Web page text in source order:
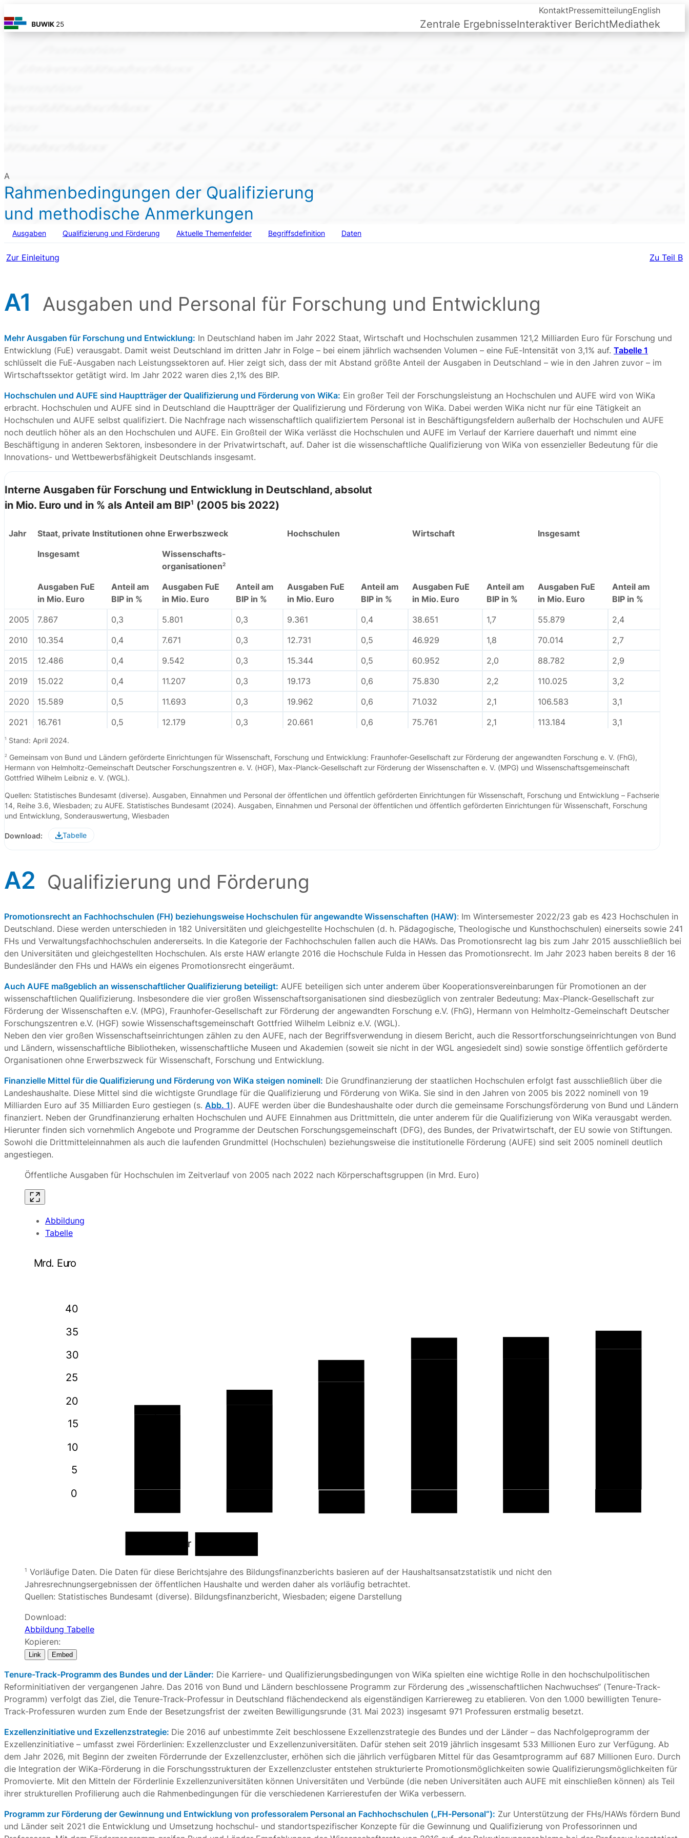
Zentrale ErgebnisseInteraktiver BerichtMediathek
KontaktPressemitteilungEnglish
A
Rahmenbedingungen der Qualifizierung
und methodische Anmerkungen
Ausgaben Qualifizierung und Förderung Aktuelle Themenfelder Begriffsdefinition Daten
Zur Einleitung Zu Teil B
A1 Ausgaben und Personal für Forschung und Entwicklung
Mehr Ausgaben für Forschung und Entwicklung: In Deutschland haben im Jahr 2022 Staat, Wirtschaft und Hochschulen zusammen 121,2 Milliarden Euro für Forschung und
Entwicklung (FuE) verausgabt. Damit weist Deutschland im dritten Jahr in Folge – bei einem jährlich wachsenden Volumen – eine FuE-Intensität von 3,1% auf. Tabelle 1
schlüsselt die FuE-Ausgaben nach Leistungssektoren auf. Hier zeigt sich, dass der mit Abstand größte Anteil der Ausgaben in Deutschland – wie in den Jahren zuvor – im
Wirtschaftssektor getätigt wird. Im Jahr 2022 waren dies 2,1% des BIP.
Hochschulen und AUFE sind Hauptträger der Qualifizierung und Förderung von WiKa: Ein großer Teil der Forschungsleistung an Hochschulen und AUFE wird von WiKa
erbracht. Hochschulen und AUFE sind in Deutschland die Hauptträger der Qualifizierung und Förderung von WiKa. Dabei werden WiKa nicht nur für eine Tätigkeit an
Hochschulen und AUFE selbst qualifiziert. Die Nachfrage nach wissenschaftlich qualifiziertem Personal ist in Beschäftigungsfeldern außerhalb der Hochschulen und AUFE
noch deutlich höher als an den Hochschulen und AUFE. Ein Großteil der WiKa verlässt die Hochschulen und AUFE im Verlauf der Karriere dauerhaft und nimmt eine
Beschäftigung in anderen Sektoren, insbesondere in der Privatwirtschaft, auf. Daher ist die wissenschaftliche Qualifizierung von WiKa von essenzieller Bedeutung für die
Innovations- und Wettbewerbsfähigkeit Deutschlands insgesamt.
Interne Ausgaben für Forschung und Entwicklung in Deutschland, absolut
in Mio. Euro und in % als Anteil am BIP1 (2005 bis 2022)
Jahr Staat, private Institutionen ohne Erwerbszweck Hochschulen Wirtschaft
Insgesamt
Insgesamt
Wissenschafts-
organisationen2
Ausgaben FuE
in Mio. Euro
Anteil am
BIP in %
Ausgaben FuE
in Mio. Euro
Anteil am
BIP in %
Ausgaben FuE
in Mio. Euro
Anteil am
BIP in %
Ausgaben FuE
in Mio. Euro
Anteil am
BIP in %
Ausgaben FuE
in Mio. Euro
Anteil am
BIP in %
2005
7.867 0,3 5.801 0,3 9.361 0,4 38.651 1,7 55.879
2,4
2010
10.354 0,4 7.671 0,3 12.731 0,5 46.929 1,8 70.014
2,7
2015
12.486 0,4 9.542 0,3 15.344 0,5 60.952 2,0 88.782
2,9
2019
15.022 0,4 11.207 0,3 19.173 0,6 75.830 2,2 110.025
3,2
2020
15.589 0,5 11.693 0,3 19.962 0,6 71.032 2,1 106.583
3,1
2021
16.761 0,5 12.179 0,3 20.661 0,6 75.761 2,1 113.184
3,1
2022
17.605
1 Stand: April 2024.
2 Gemeinsam von Bund und Ländern geförderte Einrichtungen für Wissenschaft, Forschung und Entwicklung: Fraunhofer-Gesellschaft zur Förderung der angewandten Forschung e. V. (FhG),
Hermann von Helmholtz-Gemeinschaft Deutscher Forschungszentren e. V. (HGF), Max-Planck-Gesellschaft zur Förderung der Wissenschaften e. V. (MPG) und Wissenschaftsgemeinschaft
Gottfried Wilhelm Leibniz e. V. (WGL).
Quellen: Statistisches Bundesamt (diverse). Ausgaben, Einnahmen und Personal der öffentlichen und öffentlich geförderten Einrichtungen für Wissenschaft, Forschung und Entwicklung – Fachserie
14, Reihe 3.6, Wiesbaden; zu AUFE. Statistisches Bundesamt (2024). Ausgaben, Einnahmen und Personal der öffentlichen und öffentlich geförderten Einrichtungen für Wissenschaft, Forschung
und Entwicklung, Sonderauswertung, Wiesbaden
Download: Tabelle
A2 Qualifizierung und Förderung
Promotionsrecht an Fachhochschulen (FH) beziehungsweise Hochschulen für angewandte Wissenschaften (HAW): Im Wintersemester 2022/23 gab es 423 Hochschulen in
Deutschland. Diese werden unterschieden in 182 Universitäten und gleichgestellte Hochschulen (d. h. Pädagogische, Theologische und Kunsthochschulen) einerseits sowie 241
FHs und Verwaltungsfachhochschulen andererseits. In die Kategorie der Fachhochschulen fallen auch die HAWs. Das Promotionsrecht lag bis zum Jahr 2015 ausschließlich bei
den Universitäten und gleichgestellten Hochschulen. Als erste HAW erlangte 2016 die Hochschule Fulda in Hessen das Promotionsrecht. Im Jahr 2023 haben bereits 8 der 16
Bundesländer den FHs und HAWs ein eigenes Promotionsrecht eingeräumt.
Auch AUFE maßgeblich an wissenschaftlicher Qualifizierung beteiligt: AUFE beteiligen sich unter anderem über Kooperationsvereinbarungen für Promotionen an der
wissenschaftlichen Qualifizierung. Insbesondere die vier großen Wissenschaftsorganisationen sind diesbezüglich von zentraler Bedeutung: Max-Planck-Gesellschaft zur
Förderung der Wissenschaften e.V. (MPG), Fraunhofer-Gesellschaft zur Förderung der angewandten Forschung e.V. (FhG), Hermann von Helmholtz-Gemeinschaft Deutscher
Forschungszentren e.V. (HGF) sowie Wissenschaftsgemeinschaft Gottfried Wilhelm Leibniz e.V. (WGL).
Neben den vier großen Wissenschaftseinrichtungen zählen zu den AUFE, nach der Begriffsverwendung in diesem Bericht, auch die Ressortforschungseinrichtungen von Bund
und Ländern, wissenschaftliche Bibliotheken, wissenschaftliche Museen und Akademien (soweit sie nicht in der WGL angesiedelt sind) sowie sonstige öffentlich geförderte
Organisationen ohne Erwerbszweck für Wissenschaft, Forschung und Entwicklung.
Finanzielle Mittel für die Qualifizierung und Förderung von WiKa steigen nominell: Die Grundfinanzierung der staatlichen Hochschulen erfolgt fast ausschließlich über die
Landeshaushalte. Diese Mittel sind die wichtigste Grundlage für die Qualifizierung und Förderung von WiKa. Sie sind in den Jahren von 2005 bis 2022 nominell von 19
Milliarden Euro auf 35 Milliarden Euro gestiegen (s. Abb. 1). AUFE werden über die Bundeshaushalte oder durch die gemeinsame Forschungsförderung von Bund und Ländern
finanziert. Neben der Grundfinanzierung erhalten Hochschulen und AUFE Einnahmen aus Drittmitteln, die unter anderem für die Qualifizierung von WiKa verausgabt werden.
Hierunter finden sich vornehmlich Angebote und Programme der Deutschen Forschungsgemeinschaft (DFG), des Bundes, der Privatwirtschaft, der EU sowie von Stiftungen.
Sowohl die Drittmitteleinnahmen als auch die laufenden Grundmittel (Hochschulen) beziehungsweise die institutionelle Förderung (AUFE) sind seit 2005 nominell deutlich
angestiegen.
Öffentliche Ausgaben für Hochschulen im Zeitverlauf von 2005 nach 2022 nach Körperschaftsgruppen (in Mrd. Euro)
Abbildung
Tabelle
0
5
10
15
20
25
30
35
40
Mrd. Euro
1,8
Länder
1 Vorläufige Daten. Die Daten für diese Berichtsjahre des Bildungsfinanzberichts basieren auf der Haushaltsansatzstatistik und nicht den
Jahresrechnungsergebnissen der öffentlichen Haushalte und werden daher als vorläufig betrachtet.
Quellen: Statistisches Bundesamt (diverse). Bildungsfinanzbericht, Wiesbaden; eigene Darstellung
Download:
Abbildung Tabelle
Kopieren:
Link Embed
Tenure-Track-Programm des Bundes und der Länder: Die Karriere- und Qualifizierungsbedingungen von WiKa spielten eine wichtige Rolle in den hochschulpolitischen
Reforminitiativen der vergangenen Jahre. Das 2016 von Bund und Ländern beschlossene Programm zur Förderung des „wissenschaftlichen Nachwuchses“ (Tenure-Track-
Programm) verfolgt das Ziel, die Tenure-Track-Professur in Deutschland flächendeckend als eigenständigen Karriereweg zu etablieren. Von den 1.000 bewilligten Tenure-
Track-Professuren wurden zum Ende der Besetzungsfrist der zweiten Bewilligungsrunde (31. Mai 2023) insgesamt 971 Professuren erstmalig besetzt.
Exzellenzinitiative und Exzellenzstrategie: Die 2016 auf unbestimmte Zeit beschlossene Exzellenzstrategie des Bundes und der Länder – das Nachfolgeprogramm der
Exzellenzinitiative – umfasst zwei Förderlinien: Exzellenzcluster und Exzellenzuniversitäten. Dafür stehen seit 2019 jährlich insgesamt 533 Millionen Euro zur Verfügung. Ab
dem Jahr 2026, mit Beginn der zweiten Förderrunde der Exzellenzcluster, erhöhen sich die jährlich verfügbaren Mittel für das Gesamtprogramm auf 687 Millionen Euro. Durch
die Integration der WiKa-Förderung in die Forschungsstrukturen der Exzellenzcluster entstehen strukturierte Promotionsmöglichkeiten sowie Qualifizierungsmöglichkeiten für
Promovierte. Mit den Mitteln der Förderlinie Exzellenzuniversitäten können Universitäten und Verbünde (die neben Universitäten auch AUFE mit einschließen können) als Teil
ihrer strukturellen Profilierung auch die Rahmenbedingungen für die verschiedenen Karrierestufen der WiKa verbessern.
Programm zur Förderung der Gewinnung und Entwicklung von professoralem Personal an Fachhochschulen („FH-Personal“): Zur Unterstützung der FHs/HAWs fördern Bund
und Länder seit 2021 die Entwicklung und Umsetzung hochschul- und standortspezifischer Konzepte für die Gewinnung und Qualifizierung von Professorinnen und